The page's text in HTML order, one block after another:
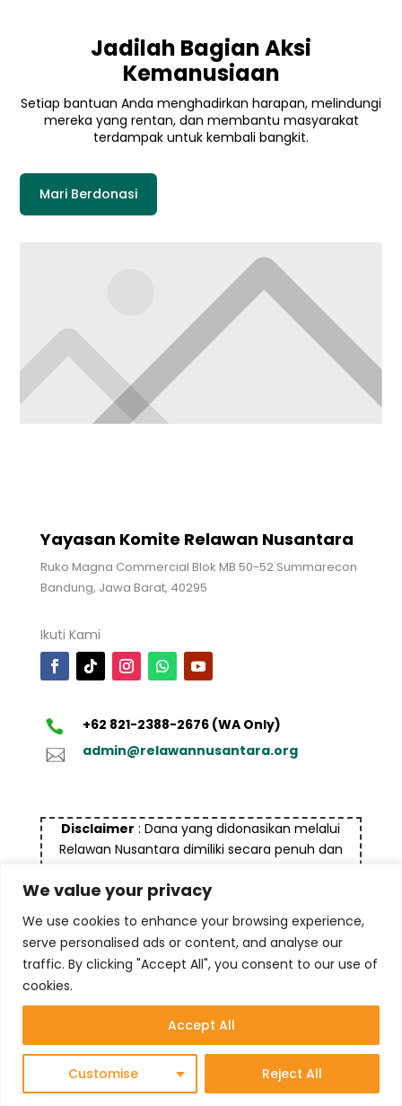
We value your privacy
We use cookies to enhance your browsing experience,
serve personalised ads or content, and analyse our
traffic. By clicking "Accept All", you consent to our use of
cookies.
Customise Reject All
Accept All
Jadilah Bagian Aksi
Kemanusiaan
Setiap bantuan Anda menghadirkan harapan, melindungi
mereka yang rentan, dan membantu masyarakat
terdampak untuk kembali bangkit.
Mari Berdonasi
Yayasan Komite Relawan Nusantara
Ruko Magna Commercial Blok MB 50-52 Summarecon
Bandung, Jawa Barat, 40295
Ikuti Kami
+62 821-2388-2676 (WA Only)
admin@relawannusantara.org
Disclaimer : Dana yang didonasikan melalui
Relawan Nusantara dimiliki secara penuh dan
bukan untuk tujuan pencucian uang (money
kejahatan lainnya
© 2025 Yayasan Komite Relawan Nusantara